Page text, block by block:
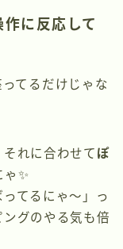
に反応して
てるだけじゃな
れに合わせて ぽ
ゃ✨
てるにゃ〜」っ
グのやる気も倍